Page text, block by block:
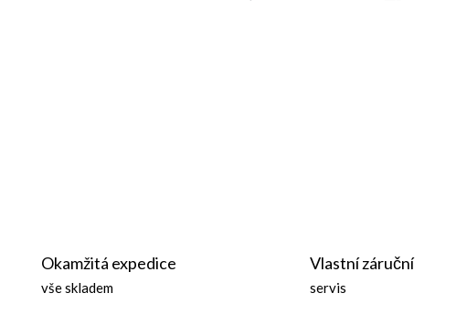
Okamžitá expedice
vše skladem
Vlastní záruční
servis